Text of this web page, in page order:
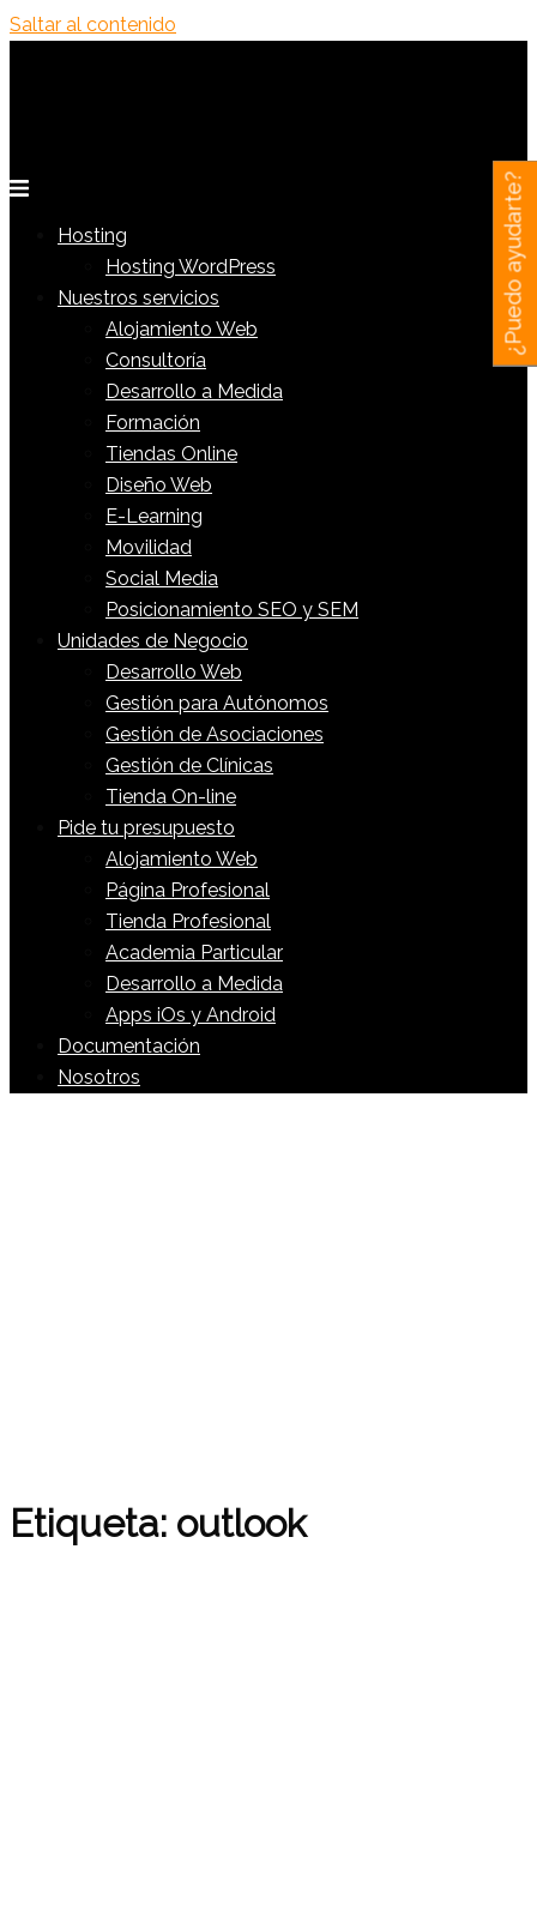
Saltar al contenido
Hosting
Hosting WordPress
Nuestros servicios
Alojamiento Web
Consultoría
Desarrollo a Medida
Formación
Tiendas Online
Diseño Web
E-Learning
Movilidad
Social Media
Posicionamiento SEO y SEM
Unidades de Negocio
Desarrollo Web
Gestión para Autónomos
Gestión de Asociaciones
Gestión de Clínicas
Tienda On-line
Pide tu presupuesto
Alojamiento Web
Página Profesional
Tienda Profesional
Academia Particular
Desarrollo a Medida
Apps iOs y Android
Documentación
Nosotros
Etiqueta: outlook
¿Puedo ayudarte?